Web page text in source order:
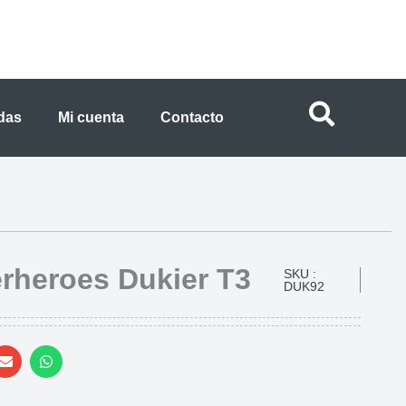
Mi cuenta Contacto
Dukier T3
SKU :
DUK92